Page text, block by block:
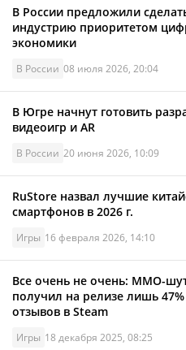
В России предложили
индустрию приоритетом
экономики
В России 08 июля 2026, 20:04
В Югре начнут готовить
видеоигр и AR
В России 20 июня 2026, 10:09
RuStore назвал лучшие
смартфонов в 2026 г.
Игры 16 февраля 2026, 14:10
Все очень не очень: MMО-
получил на релизе лишь
отзывов в Steam
Игры 18 декабря 2025, 08:25